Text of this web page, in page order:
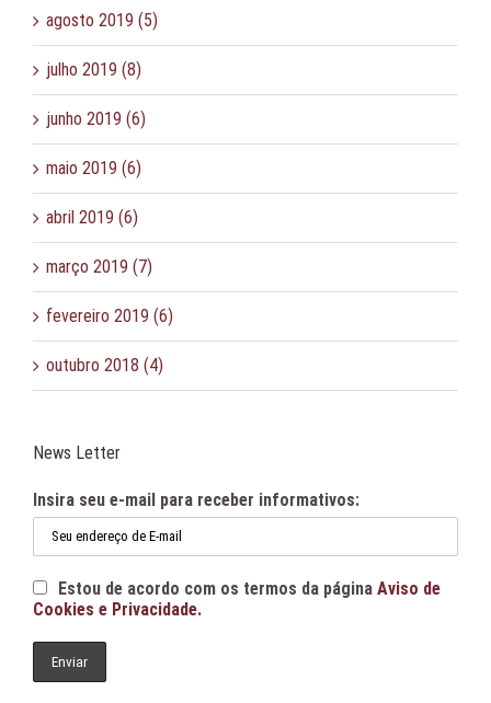
agosto 2019 (5)
julho 2019 (8)
junho 2019 (6)
maio 2019 (6)
abril 2019 (6)
março 2019 (7)
fevereiro 2019 (6)
outubro 2018 (4)
News Letter
Insira seu e-mail para receber informativos:
Estou de acordo com os termos da página Aviso de
Cookies e Privacidade.